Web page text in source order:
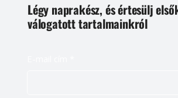
Légy naprakész, és értesülj
válogatott tartalmainkról